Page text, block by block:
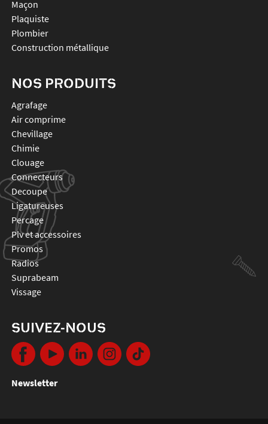
Maçon
Plaquiste
Plombier
Construction métallique
NOS PRODUITS
agrafage
air comprime
chevillage
chimie
clouage
connecteurs
decoupe
ligatureuses
percage
plv et accessoires
promos
radios
suprabeam
vissage
SUIVEZ-NOUS
Newsletter